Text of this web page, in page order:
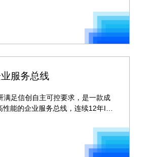
可控、安全可靠的多模一体化集成解
台建设，可以为云上、云下系统，
系统等不同异构系统提供统一的桥梁
对外提供服务的接口适配，实现各系
服务总线
满足信创自主可控要求，是一款成
能的企业服务总线，连续12年IDC